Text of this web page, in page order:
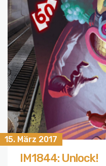
15. März 2017
IM1844: Unlock!